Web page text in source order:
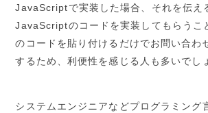
JavaScriptで実装した場合、それを伝え
JavaScriptのコードを実装してもらうこ
のコードを貼り付けるだけでお問い合わ
するため、利便性を感じる人も多いでし
システムエンジニアなどプログラミング